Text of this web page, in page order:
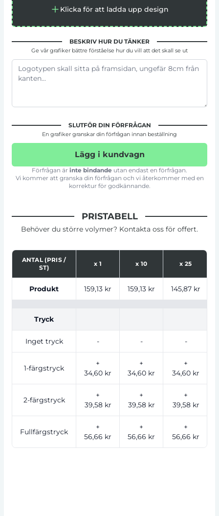
Klicka för att ladda upp design
BESKRIV HUR DU TÄNKER
Ge vår grafiker bättre förståelse hur du vill att det skall se ut
SLUTFÖR DIN FÖRFRÅGAN
En grafiker granskar din förfrågan innan beställning
Lägg i kundvagn
Förfrågan är inte bindande utan endast en förfrågan.
Vi kommer att granska din förfrågan och vi återkommer med en
korrektur för godkännande.
PRISTABELL
Behöver du större volymer? Kontakta oss för offert.
ANTAL (PRIS /
ST)
x 1 x 10 x 25
Produkt 159,13 kr 159,13 kr 145,87 kr
Tryck
Inget tryck - - -
1-färgstryck
+
34,60 kr
+
34,60 kr
+
34,60 kr
2-färgstryck
+
39,58 kr
+
39,58 kr
+
39,58 kr
Fullfärgstryck
+
56,66 kr
+
56,66 kr
+
56,66 kr